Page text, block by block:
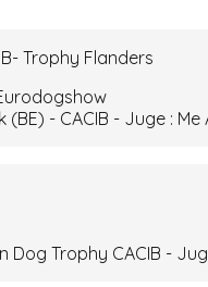
Trophy Flanders
- CACIB - Juge : Me
Dog Trophy CACIB -